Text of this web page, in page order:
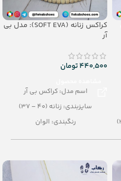
کراکس زنانه (SOFT EVA): مدل بی
آر
440,500تومان
اسم مدل: کراکس بی آر
سایزبندی: زنانه (40 – 37)
رنگبندی: الوان
تعداد در کارتن: 16 جفت